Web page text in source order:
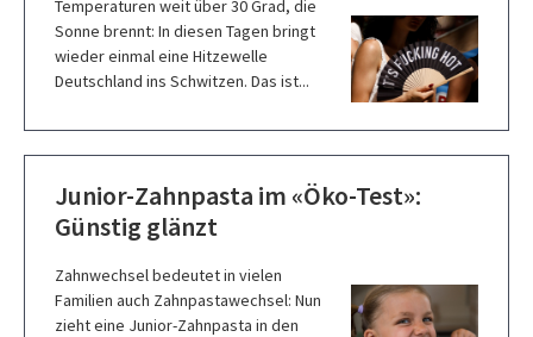
Temperaturen weit über 30 Grad, die
Sonne brennt: In diesen Tagen bringt
wieder einmal eine Hitzewelle
Deutschland ins Schwitzen. Das ist...
Junior-Zahnpasta im «Öko-Test»:
Günstig glänzt
Zahnwechsel bedeutet in vielen
Familien auch Zahnpastawechsel: Nun
zieht eine Junior-Zahnpasta in den